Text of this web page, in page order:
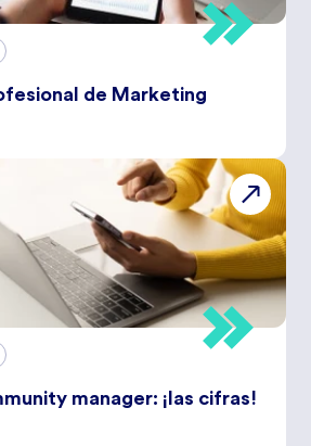
de Marketing
manager: ¡las cifras!